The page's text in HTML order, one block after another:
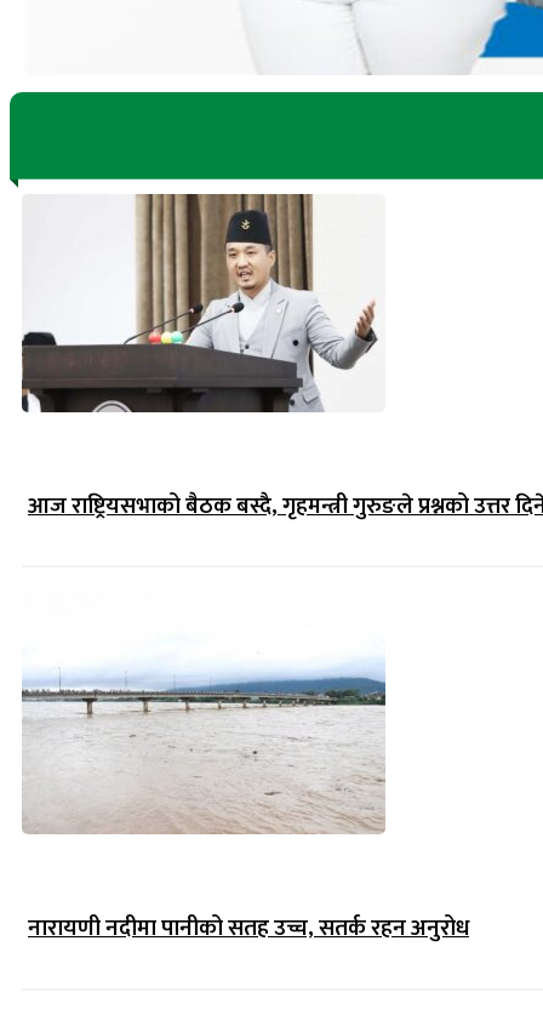
आज राष्ट्रियसभाको बैठक बस्दै, गृहमन्त्री गुरुङले प्रश्नको उत्तर
नारायणी नदीमा पानीको सतह उच्च, सतर्क रहन अनुरोध